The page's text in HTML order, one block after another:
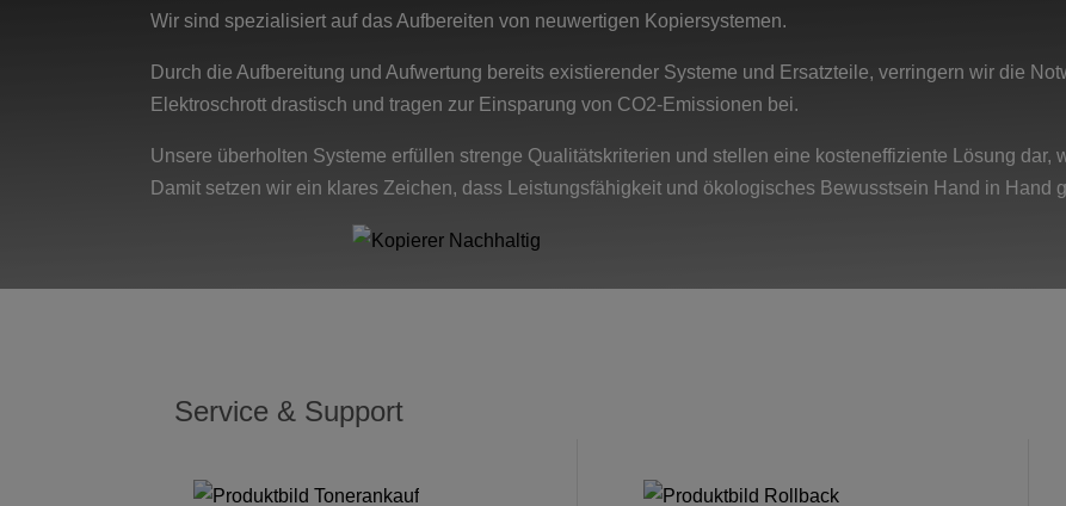
Wir sind spezialisiert auf das Aufbereiten von neuwertigen Kopiersystemen.
Durch die Aufbereitung und Aufwertung bereits existierender Systeme und Ersatzteile, verringern wir die
Elektroschrott drastisch und tragen zur Einsparung von CO2-Emissionen bei.
Unsere überholten Systeme erfüllen strenge Qualitätskriterien und stellen eine kosteneffiziente Lösung dar,
Damit setzen wir ein klares Zeichen, dass Leistungsfähigkeit und ökologisches Bewusstsein Hand in Hand
Service & Support